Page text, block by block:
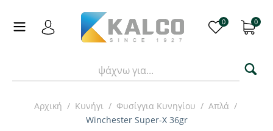
0 0
Αρχική / Κυνήγι / Φυσίγγια Κυνηγίου / Απλά /
Winchester Super-X 36gr